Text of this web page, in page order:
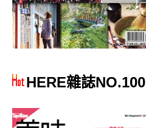
HERE雜誌NO.100